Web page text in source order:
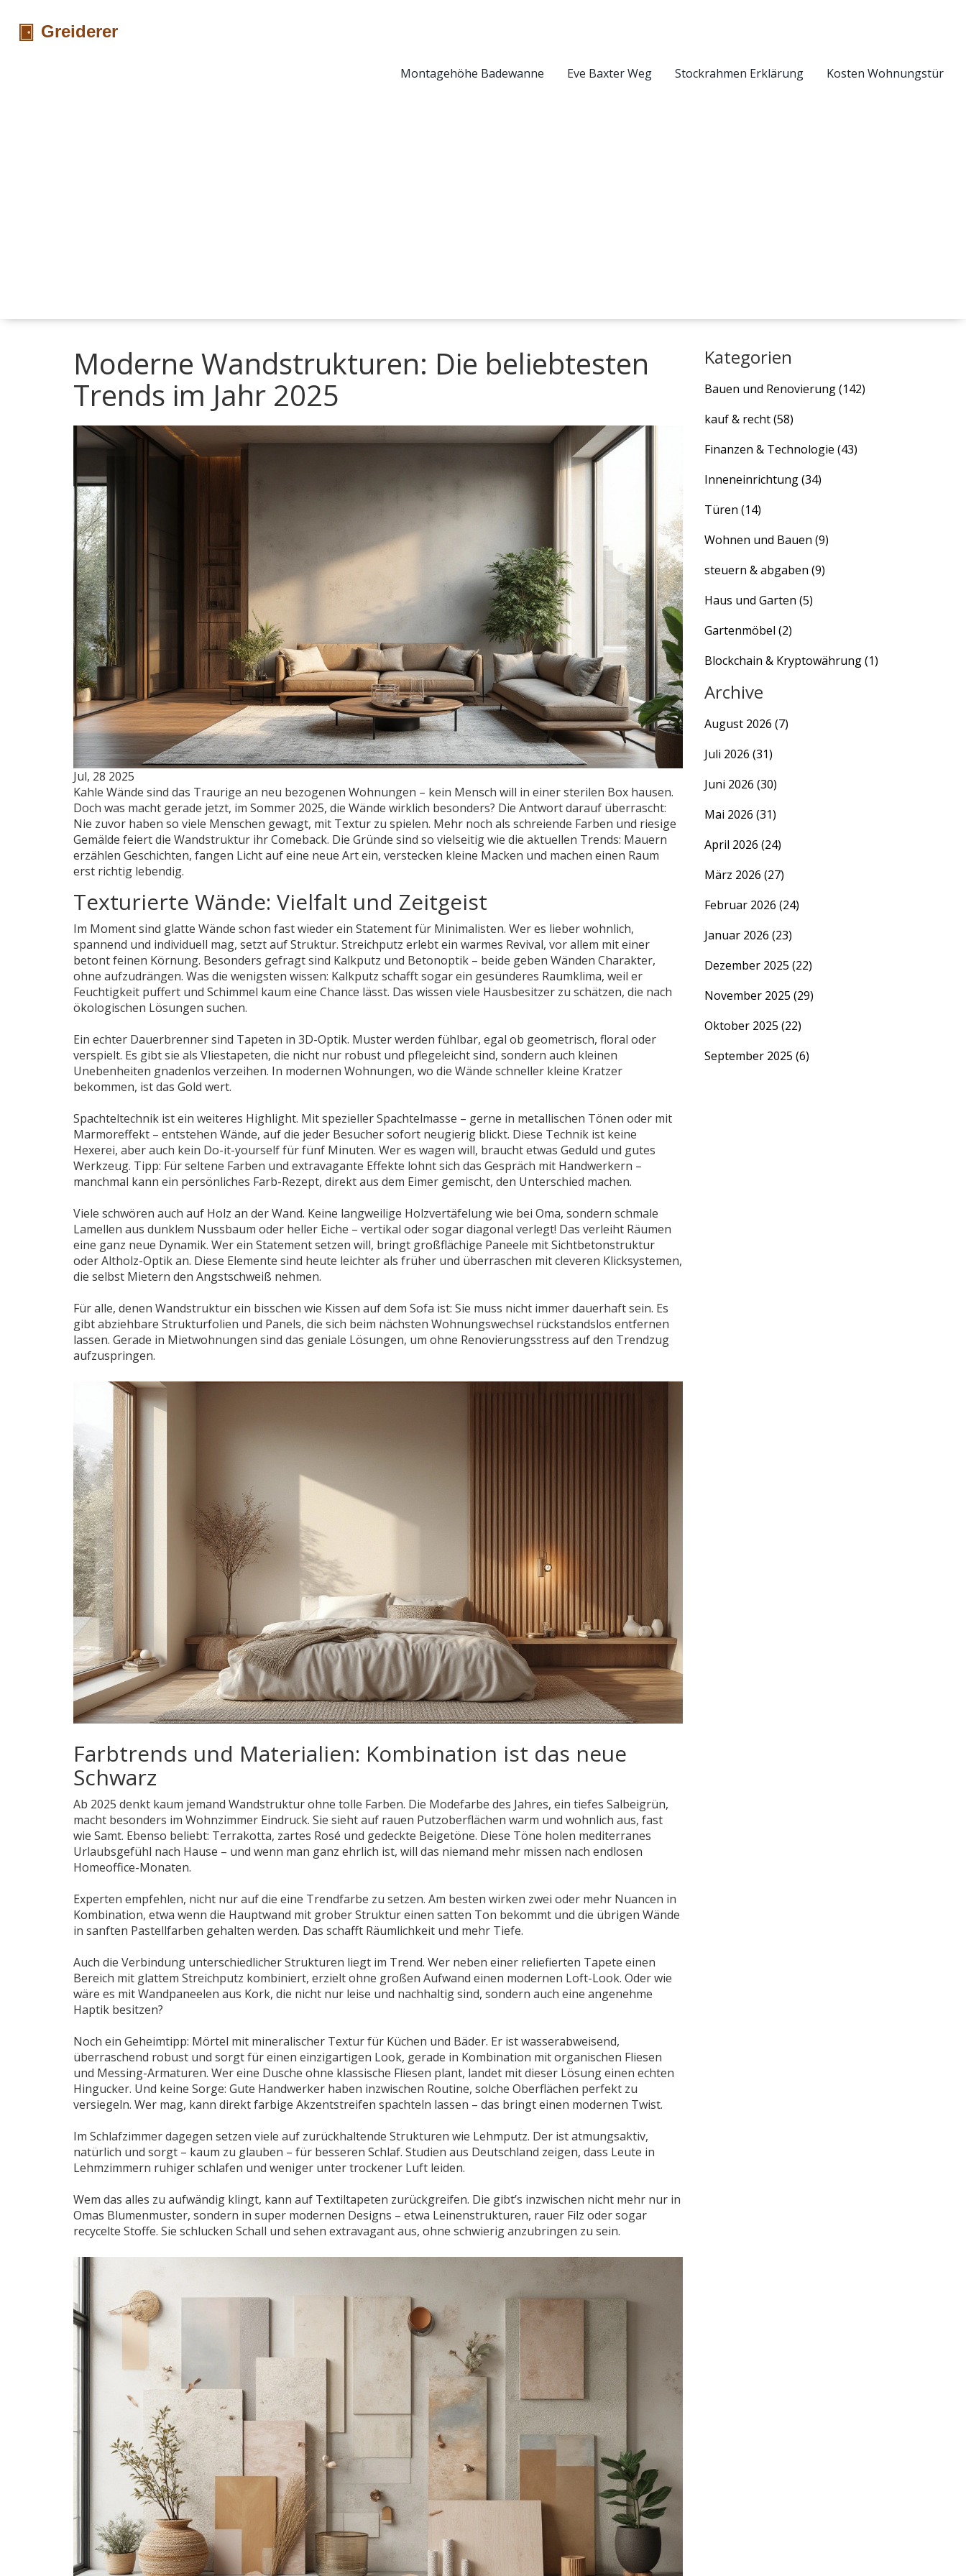
Montagehöhe Badewanne Eve Baxter Weg Stockrahmen Erklärung Kosten Wohnungstür
Moderne Wandstrukturen: Die beliebtesten
Trends im Jahr 2025
Jul, 28 2025
Kahle Wände sind das Traurige an neu bezogenen Wohnungen – kein Mensch will in einer sterilen Box hausen.
Doch was macht gerade jetzt, im Sommer 2025, die Wände wirklich besonders? Die Antwort darauf überrascht:
Nie zuvor haben so viele Menschen gewagt, mit Textur zu spielen. Mehr noch als schreiende Farben und riesige
Gemälde feiert die Wandstruktur ihr Comeback. Die Gründe sind so vielseitig wie die aktuellen Trends: Mauern
erzählen Geschichten, fangen Licht auf eine neue Art ein, verstecken kleine Macken und machen einen Raum
erst richtig lebendig.
Texturierte Wände: Vielfalt und Zeitgeist
Im Moment sind glatte Wände schon fast wieder ein Statement für Minimalisten. Wer es lieber wohnlich,
spannend und individuell mag, setzt auf Struktur. Streichputz erlebt ein warmes Revival, vor allem mit einer
betont feinen Körnung. Besonders gefragt sind Kalkputz und Betonoptik – beide geben Wänden Charakter,
ohne aufzudrängen. Was die wenigsten wissen: Kalkputz schafft sogar ein gesünderes Raumklima, weil er
Feuchtigkeit puffert und Schimmel kaum eine Chance lässt. Das wissen viele Hausbesitzer zu schätzen, die nach
ökologischen Lösungen suchen.
Ein echter Dauerbrenner sind Tapeten in 3D-Optik. Muster werden fühlbar, egal ob geometrisch, floral oder
verspielt. Es gibt sie als Vliestapeten, die nicht nur robust und pflegeleicht sind, sondern auch kleinen
Unebenheiten gnadenlos verzeihen. In modernen Wohnungen, wo die Wände schneller kleine Kratzer
bekommen, ist das Gold wert.
Spachteltechnik ist ein weiteres Highlight. Mit spezieller Spachtelmasse – gerne in metallischen Tönen oder mit
Marmoreffekt – entstehen Wände, auf die jeder Besucher sofort neugierig blickt. Diese Technik ist keine
Hexerei, aber auch kein Do-it-yourself für fünf Minuten. Wer es wagen will, braucht etwas Geduld und gutes
Werkzeug. Tipp: Für seltene Farben und extravagante Effekte lohnt sich das Gespräch mit Handwerkern –
manchmal kann ein persönliches Farb-Rezept, direkt aus dem Eimer gemischt, den Unterschied machen.
Viele schwören auch auf Holz an der Wand. Keine langweilige Holzvertäfelung wie bei Oma, sondern schmale
Lamellen aus dunklem Nussbaum oder heller Eiche – vertikal oder sogar diagonal verlegt! Das verleiht Räumen
eine ganz neue Dynamik. Wer ein Statement setzen will, bringt großflächige Paneele mit Sichtbetonstruktur
oder Altholz-Optik an. Diese Elemente sind heute leichter als früher und überraschen mit cleveren Klicksystemen,
die selbst Mietern den Angstschweiß nehmen.
Für alle, denen Wandstruktur ein bisschen wie Kissen auf dem Sofa ist: Sie muss nicht immer dauerhaft sein. Es
gibt abziehbare Strukturfolien und Panels, die sich beim nächsten Wohnungswechsel rückstandslos entfernen
lassen. Gerade in Mietwohnungen sind das geniale Lösungen, um ohne Renovierungsstress auf den Trendzug
aufzuspringen.
Farbtrends und Materialien: Kombination ist das neue
Schwarz
Ab 2025 denkt kaum jemand Wandstruktur ohne tolle Farben. Die Modefarbe des Jahres, ein tiefes Salbeigrün,
macht besonders im Wohnzimmer Eindruck. Sie sieht auf rauen Putzoberflächen warm und wohnlich aus, fast
wie Samt. Ebenso beliebt: Terrakotta, zartes Rosé und gedeckte Beigetöne. Diese Töne holen mediterranes
Urlaubsgefühl nach Hause – und wenn man ganz ehrlich ist, will das niemand mehr missen nach endlosen
Homeoffice-Monaten.
Experten empfehlen, nicht nur auf die eine Trendfarbe zu setzen. Am besten wirken zwei oder mehr Nuancen in
Kombination, etwa wenn die Hauptwand mit grober Struktur einen satten Ton bekommt und die übrigen Wände
in sanften Pastellfarben gehalten werden. Das schafft Räumlichkeit und mehr Tiefe.
Auch die Verbindung unterschiedlicher Strukturen liegt im Trend. Wer neben einer reliefierten Tapete einen
Bereich mit glattem Streichputz kombiniert, erzielt ohne großen Aufwand einen modernen Loft-Look. Oder wie
wäre es mit Wandpaneelen aus Kork, die nicht nur leise und nachhaltig sind, sondern auch eine angenehme
Haptik besitzen?
Noch ein Geheimtipp: Mörtel mit mineralischer Textur für Küchen und Bäder. Er ist wasserabweisend,
überraschend robust und sorgt für einen einzigartigen Look, gerade in Kombination mit organischen Fliesen
und Messing-Armaturen. Wer eine Dusche ohne klassische Fliesen plant, landet mit dieser Lösung einen echten
Hingucker. Und keine Sorge: Gute Handwerker haben inzwischen Routine, solche Oberflächen perfekt zu
versiegeln. Wer mag, kann direkt farbige Akzentstreifen spachteln lassen – das bringt einen modernen Twist.
Im Schlafzimmer dagegen setzen viele auf zurückhaltende Strukturen wie Lehmputz. Der ist atmungsaktiv,
natürlich und sorgt – kaum zu glauben – für besseren Schlaf. Studien aus Deutschland zeigen, dass Leute in
Lehmzimmern ruhiger schlafen und weniger unter trockener Luft leiden.
Wem das alles zu aufwändig klingt, kann auf Textiltapeten zurückgreifen. Die gibt’s inzwischen nicht mehr nur in
Omas Blumenmuster, sondern in super modernen Designs – etwa Leinenstrukturen, rauer Filz oder sogar
recycelte Stoffe. Sie schlucken Schall und sehen extravagant aus, ohne schwierig anzubringen zu sein.
Kategorien
Bauen und Renovierung(142)
kauf & recht(58)
Finanzen & Technologie (43)
Inneneinrichtung(34)
Türen (14)
Wohnen und Bauen (9)
steuern & abgaben (9)
Haus und Garten (5)
Gartenmöbel (2)
Blockchain & Kryptowährung(1)
Archive
August 2026 (7)
Juli 2026 (31)
Juni 2026 (30)
Mai 2026 (31)
April 2026 (24)
März 2026 (27)
Februar 2026 (24)
Januar 2026 (23)
Dezember 2025 (22)
November 2025 (29)
Oktober 2025 (22)
September 2025 (6)